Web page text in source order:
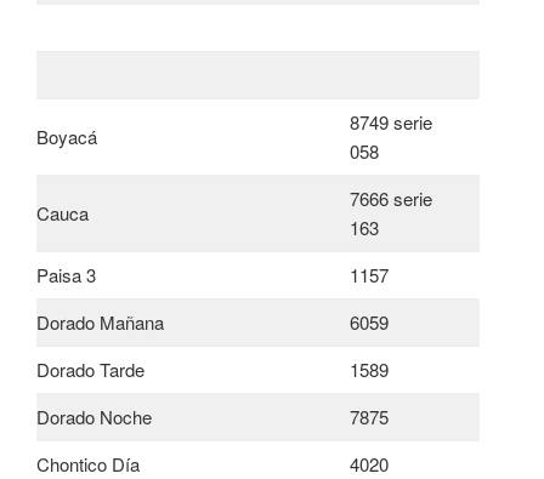
Boyacá
8749 serie
058
Cauca
7666 serie
163
Paisa 3
1157
Dorado Mañana
6059
Dorado Tarde
1589
Dorado Noche
7875
Chontico Día
4020